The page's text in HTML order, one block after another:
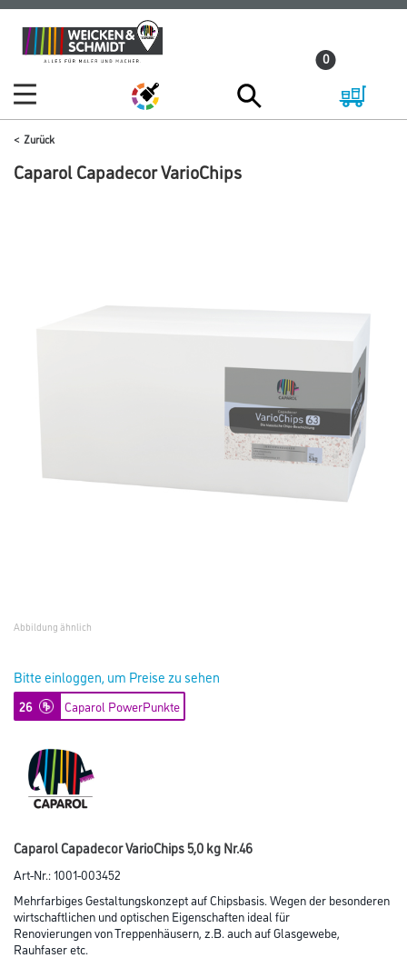
Zum
Inhalt
Zum
Navigationsmenü
0
Zurück
Caparol Capadecor VarioChips
Abbildung ähnlich
Bitte einloggen, um Preise zu sehen
26 Caparol PowerPunkte
Caparol Capadecor VarioChips 5,0 kg Nr.46
Art-Nr.:1001-003452
Mehrfarbiges Gestaltungskonzept auf Chipsbasis. Wegen der besonderen
wirtschaftlichen und optischen Eigenschaften ideal für
Renovierungen von Treppenhäusern, z.B. auch auf Glasgewebe,
Rauhfaser etc.